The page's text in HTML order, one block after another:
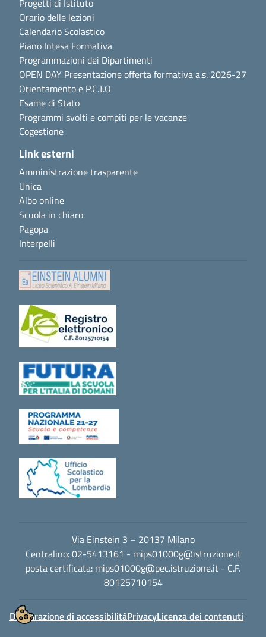
Progetti di Istituto
Orario delle lezioni
Calendario Scolastico
Piano Intesa Formativa
Programmazioni dei Dipartimenti
OPEN DAY Presentazione offerta formativa a.s. 2026-27
Orientamento e P.C.T.O
Esame di Stato
Programmi svolti e compiti per le vacanze
Cogestione
Link esterni
Amministrazione trasparente
Unica
Albo online
Scuola in chiaro
Pagopa
Interpelli
Via Einstein 3 – 20137 Milano
Centralino: 02-5413161 - mips01000g@istruzione.it
posta certificata: mips01000g@pec.istruzione.it - C.F.
80125710154
Dichiarazione di accessibilitàPrivacyLicenza dei contenuti